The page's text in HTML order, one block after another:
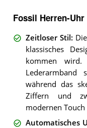
Fossil Herren-
Zeitloser Stil:
klassisches
kommen wird.
Lederarmband
während das
Ziffern und
modernen Touch
Automatisches